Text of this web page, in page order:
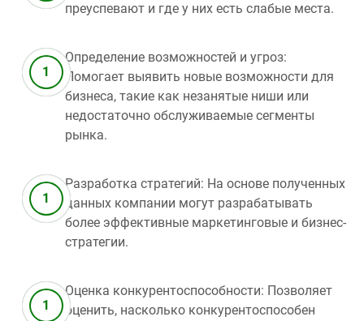
преуспевают и где у них есть слабые места.
Определение возможностей и угроз:
Помогает выявить новые возможности для
бизнеса, такие как незанятые ниши или
недостаточно обслуживаемые сегменты
рынка.
Разработка стратегий: На основе полученных
данных компании могут разрабатывать
более эффективные маркетинговые и бизнес-
стратегии.
Оценка конкурентоспособности: Позволяет
оценить, насколько конкурентоспособен